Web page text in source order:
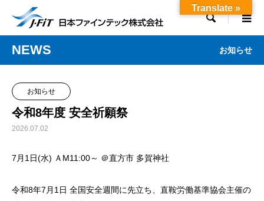

NEWS お知らせ
お知らせ
令和8年度 安全祈願祭
2026.07.02
7月1日(水) ＡM11:00～ ＠直方市 多賀神社
令和8年7月1日 全国安全週間に先立ち、直鞍労働基準協会主催の
Translate »